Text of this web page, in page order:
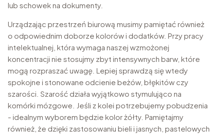
lub schowek na dokumenty.
Urządzając przestrzeń biurową musimy pamiętać również
o odpowiednim doborze kolorów i dodatków. Przy pracy
intelektualnej, która wymaga naszej wzmożonej
koncentracji nie stosujmy zbyt intensywnych barw, które
mogą rozpraszać uwagę. Lepiej sprawdzą się wtedy
spokojne i stonowane odcienie beżów, błękitów czy
szarości. Szarość działa wyjątkowo stymulująco na
komórki mózgowe. Jeśli z kolei potrzebujemy pobudzenia
- idealnym wyborem będzie kolor żółty. Pamiętajmy
również, że dzięki zastosowaniu bieli i jasnych, pastelowych